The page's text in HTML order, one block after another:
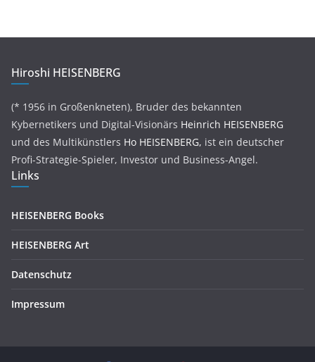
Hiroshi HEISENBERG
(* 1956 in Großenkneten), Bruder des bekannten
Kybernetikers und Digital-Visionärs Heinrich HEISENBERG
und des Multikünstlers Ho HEISENBERG, ist ein deutscher
Profi-Strategie-Spieler, Investor und Business-Angel.
Links
HEISENBERG Books
HEISENBERG Art
Datenschutz
Impressum